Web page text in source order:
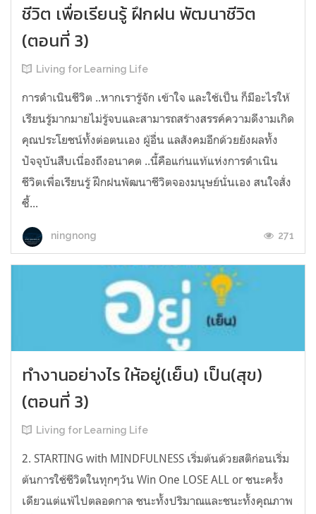
ชีวิต เพื่อเรียนรู้ ฝึกฝน พัฒนาชีวิต
(ตอนที่ 3)
Living for Learning Life
การดำเนินชีวิต​ ..หากเรารู้จัก​ เข้าใจ​ และใช้เป็น ก็มีอะไรให้
เรียนรู้มากมายไม่รู้จบ​และสามารถสร้างสรรค์ความดีงามเกิด
คุณประโยชน์ทั้งต่อตนเอง​ ผู้อื่น​ แลสังคมอีกด้วยยังผลทั้ง
ปัจจุบันสืบเนื่องถึงอนาคต​ ..นี้คือแก่นแท้แห่งการดำเนิน
ชีวิตเพื่อเรียนรู้​ ฝึก​ฝน​พัฒนาชีวิตจองมนุษย์นั่นเอง สนใจสั่ง
ซื้...
ningnong 271
ทำงานอย่างไร ให้อยู่(เย็น) เป็น(สุข)
(ตอนที่ 3)
Living for Learning Life
2. STARTING with MINDFULNESS เริ่มต้นด้วยสติก่อนเริ่ม
ต้นการใช้ชีวิตในทุกๆวัน Win One LOSE ALL or ชนะครั้ง
เดียวแต่แพ้ไปตลอดกาล ชนะทั้งปริมาณและชนะทั้งคุณภาพ